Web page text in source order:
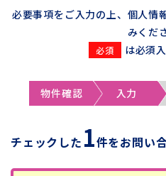
必要事項をご入力の上、個人情
みくだ
は必須
物件確認 入力
チェックした 1件をお問い